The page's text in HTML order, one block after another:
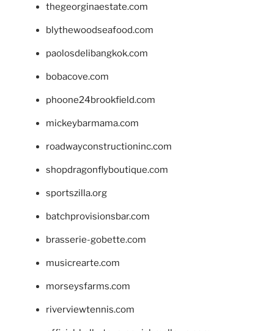
thegeorginaestate.com
blythewoodseafood.com
paolosdelibangkok.com
bobacove.com
phoone24brookfield.com
mickeybarmama.com
roadwayconstructioninc.com
shopdragonflyboutique.com
sportszilla.org
batchprovisionsbar.com
brasserie-gobette.com
musicrearte.com
morseysfarms.com
riverviewtennis.com